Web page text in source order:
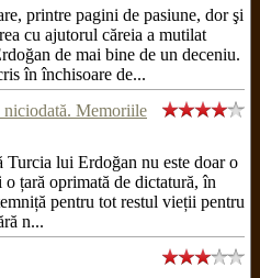
printre pagini de pasiune, dor şi
cu ajutorul căreia a mutilat
de mai bine de un deceniu.
în închisoare de...
Memoriile
Turcia lui Erdoğan nu este doar o
țară oprimată de dictatură, în
pentru tot restul vieții pentru
n...